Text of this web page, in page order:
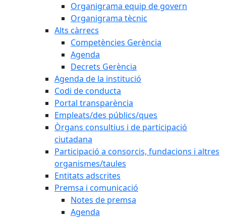
Organigrama equip de govern
Organigrama tècnic
Alts càrrecs
Competències Gerència
Agenda
Decrets Gerència
Agenda de la institució
Codi de conducta
Portal transparència
Empleats/des públics/ques
Òrgans consultius i de participació
ciutadana
Participació a consorcis, fundacions i altres
organismes/taules
Entitats adscrites
Premsa i comunicació
Notes de premsa
Agenda